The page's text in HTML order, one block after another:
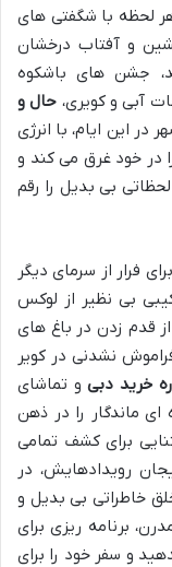
لحظه با شگفتی های
و آفتاب درخشان
جشن های باشکوه
آبی و کویری، حال و
این ایام، با انرژی
در خود غرق می کند و
بی بدیل را رقم
فرار از سرمای دیگر
بی نظیر از لوکس
قدم زدن در باغ های
نشدنی در کویر
خرید دبیو تماشای
ماندگار را در ذهن
برای کشف تمامی
رویدادهایش، در
خاطراتی بی بدیل و
برنامه ریزی برای
و سفر خود را برای